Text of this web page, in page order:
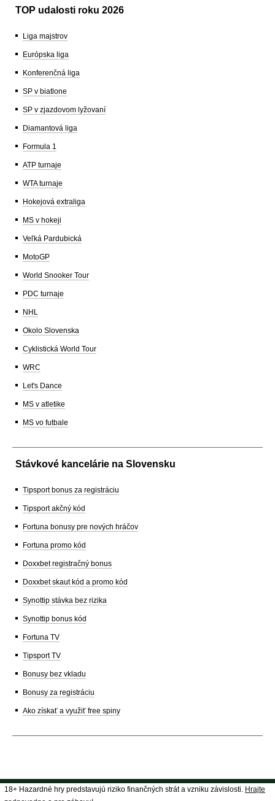
TOP udalosti roku 2026
Liga majstrov
Európska liga
Konferenčná liga
SP v biatlone
SP v zjazdovom lyžovaní
Diamantová liga
Formula 1
ATP turnaje
WTA turnaje
Hokejová extraliga
MS v hokeji
Veľká Pardubická
MotoGP
World Snooker Tour
PDC turnaje
NHL
Okolo Slovenska
Cyklistická World Tour
WRC
Let's Dance
MS v atletike
MS vo futbale
Stávkové kancelárie na Slovensku
Tipsport bonus za registráciu
Tipsport akčný kód
Fortuna bonusy pre nových hráčov
Fortuna promo kód
Doxxbet registračný bonus
Doxxbet skaut kód a promo kód
Synottip stávka bez rizika
Synottip bonus kód
Fortuna TV
Tipsport TV
Bonusy bez vkladu
Bonusy za registráciu
Ako získať a využiť free spiny
18+ Hazardné hry predstavujú riziko finančných strát a vzniku závislosti. Hrajte